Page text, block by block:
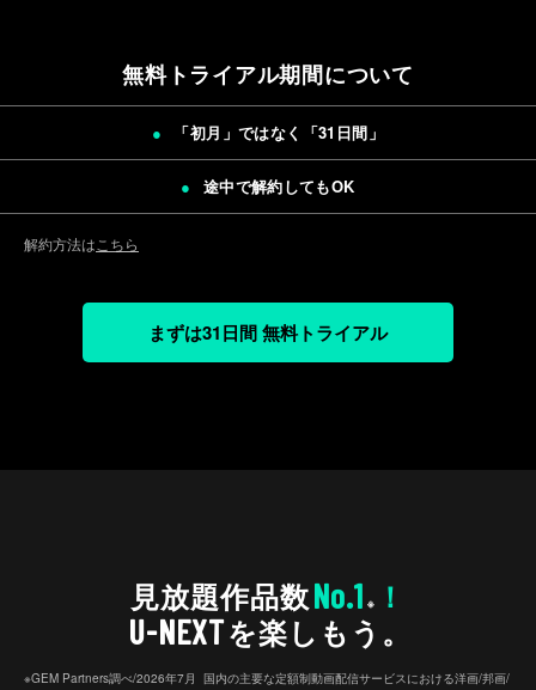
無料トライアル期間について
「初月」ではなく「31日間 」
途中で解約してもOK
解約方法は こちら
まずは31日間 無料トライアル
見放題作品数No.1 ※
！
U-NEXTを楽しもう。
※GEM Partners調べ/2026年7⽉ 国内の主要な定額制動画配信サービスにおける洋画/邦画/